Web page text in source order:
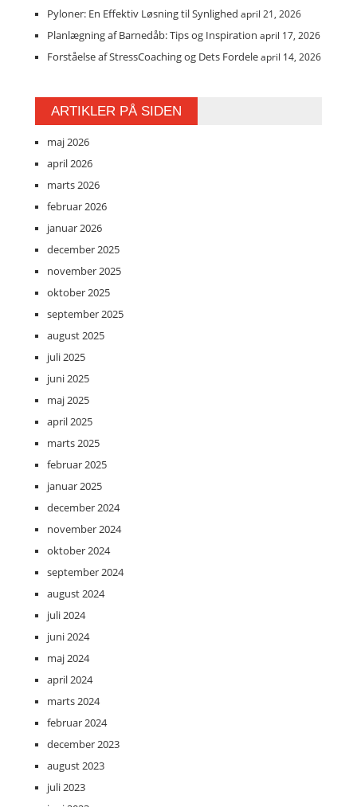
Pyloner: En Effektiv Løsning til Synlighed april 21, 2026
Planlægning af Barnedåb: Tips og Inspiration april 17, 2026
Forståelse af StressCoaching og Dets Fordeleapril 14, 2026
ARTIKLER PÅ SIDEN
maj 2026
april 2026
marts 2026
februar 2026
januar 2026
december 2025
november 2025
oktober 2025
september 2025
august 2025
juli 2025
juni 2025
maj 2025
april 2025
marts 2025
februar 2025
januar 2025
december 2024
november 2024
oktober 2024
september 2024
august 2024
juli 2024
juni 2024
maj 2024
april 2024
marts 2024
februar 2024
december 2023
august 2023
juli 2023